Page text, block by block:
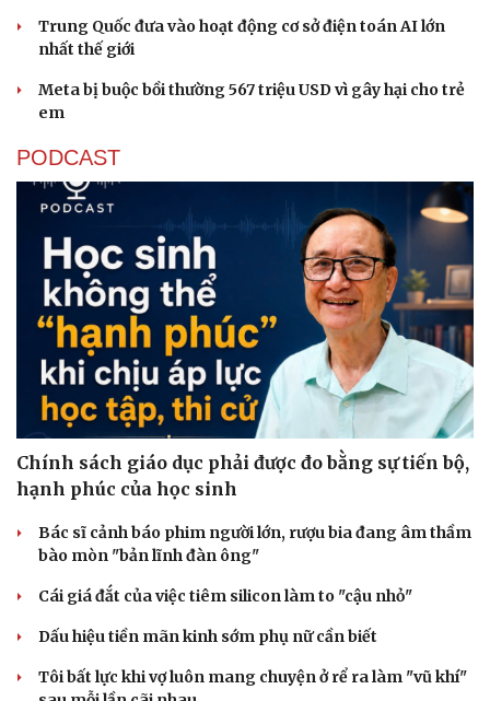
Văn hóa
Văn học
Âm nhạc
Thời trang
Trung Quốc đưa vào hoạt động cơ sở điện toán AI lớn
nhất thế giới
Meta bị buộc bồi thường 567 triệu USD vì gây hại cho trẻ
em
PODCAST
Chính sách giáo dục phải được đo bằng sự tiến bộ,
hạnh phúc của học sinh
Bác sĩ cảnh báo phim người lớn, rượu bia đang âm thầm
bào mòn "bản lĩnh đàn ông"
Cái giá đắt của việc tiêm silicon làm to "cậu nhỏ"
Dấu hiệu tiền mãn kinh sớm phụ nữ cần biết
Tôi bất lực khi vợ luôn mang chuyện ở rể ra làm "vũ khí"